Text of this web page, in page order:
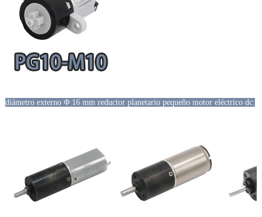
diámetro externo Φ 16 mm reductor planetario pequeño motor eléctrico dc: